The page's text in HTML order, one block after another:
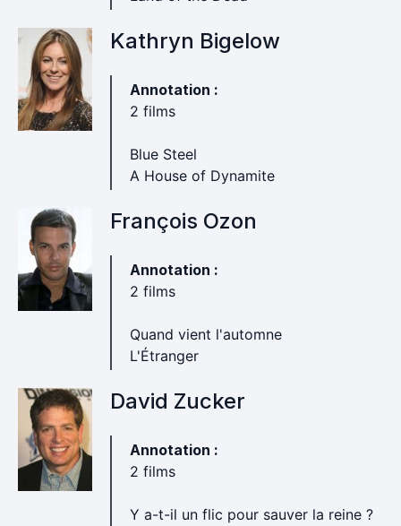
Kathryn Bigelow
Annotation :
2 films
Blue Steel
A House of Dynamite
François Ozon
Annotation :
2 films
Quand vient l'automne
L'Étranger
David Zucker
Annotation :
2 films
Y a-t-il un flic pour sauver la reine ?